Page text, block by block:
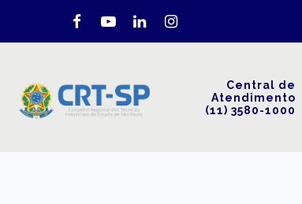
Central de
Atendimento
(11) 3580-1000